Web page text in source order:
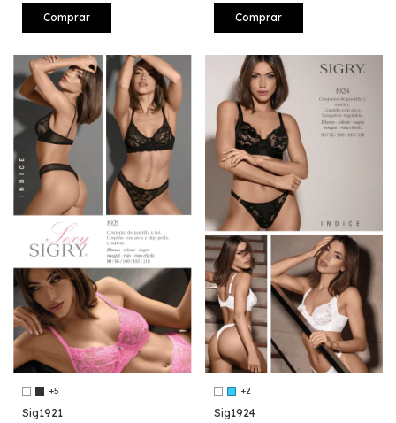
Comprar Comprar
+5
Sig1921
+2
Sig1924